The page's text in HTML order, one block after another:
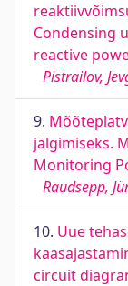
Condensing
reactive
Pistrailov,
9.
jälgimiseks.
Monitoring
Raudsepp,
10. Uue
circuit